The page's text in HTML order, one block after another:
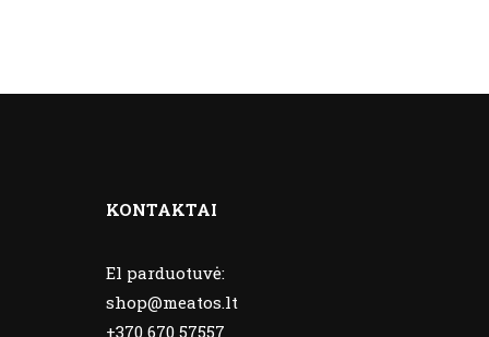
KONTAKTAI
El parduotuvė:
shop@meatos.lt
+370 670 57557